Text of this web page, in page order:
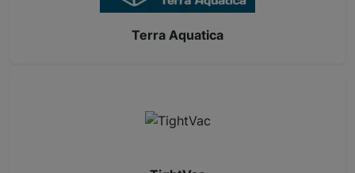
Terra Aquatica